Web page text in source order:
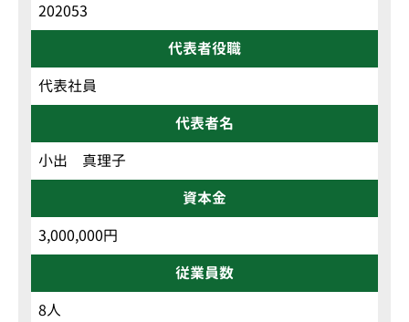
202053
代表者役職
代表社員
代表者名
小出 真理子
資本金
3,000,000円
従業員数
8人